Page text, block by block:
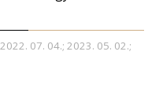
07. 04.; 2023. 05. 02.;